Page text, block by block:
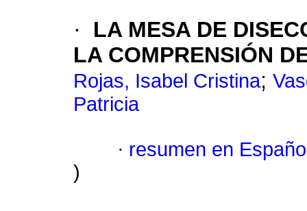
·
LA MESA DE
LA COMPRENSIÓN
Rojas, Isabel Cristina;
Patricia
· resumen en
)